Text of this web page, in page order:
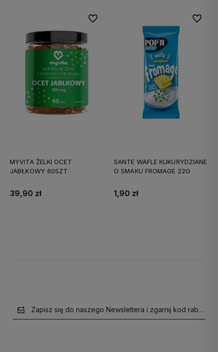
MYVITA ŻELKI OCET
JABŁKOWY 60SZT
39,90 zł
Do ulubionych
SANTE WAFLE KUKURYDZIANE
O SMAKU FROMAGE 22G
1,90 zł
Do
Zapisz się do naszego Newslettera i zgarnij kod